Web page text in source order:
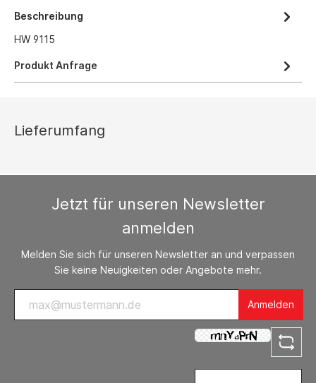
Beschreibung
HW 9115
Produkt Anfrage
Lieferumfang
Jetzt für unseren Newsletter
anmelden
Melden Sie sich für unseren Newsletter an und verpassen
Sie keine Neuigkeiten oder Angebote mehr.
Anmelden